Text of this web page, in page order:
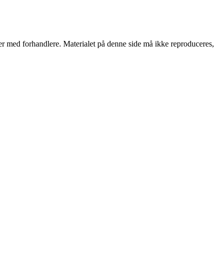
forhandlere. Materialet på denne side må ikke reproduceres,